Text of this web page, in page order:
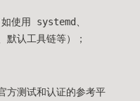
使用 systemd、
默认工具链等）；
测试和认证的参考平